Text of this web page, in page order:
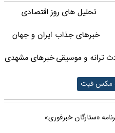
تحلیل های روز اقتصادی
خبرهای جذاب ایران و جهان
ترانه و موسیقیخبرهای مشهدی
مکس فیت
«ستارگان خبرفوری»